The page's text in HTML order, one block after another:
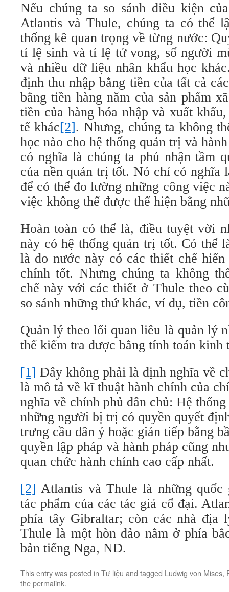
Nếu chúng ta so sánh điều kiện
Atlantis và Thule, chúng ta có thể
thống kê quan trọng về từng nước:
tỉ lệ sinh và tỉ lệ tử vong, số người
và nhiều dữ liệu nhân khẩu học
định thu nhập bằng tiền của tất cả
bằng tiền hàng năm của sản phẩm
tiền của hàng hóa nhập và xuất
tế khác[2]. Nhưng, chúng ta không
học nào cho hệ thống quản trị và
có nghĩa là chúng ta phủ nhận tầm
của nền quản trị tốt. Nó chỉ có nghĩa
để có thể đo lường những công việc
việc không thể được thể hiện bằng
Hoàn toàn có thể là, điều tuyệt vời
này có hệ thống quản trị tốt. Có thể
là do nước này có các thiết chế
chính tốt. Nhưng chúng ta không
chế này với các thiết ở Thule theo
so sánh những thứ khác, ví dụ, tiền
Quản lý theo lối quan liêu là quản lý
thể kiểm tra được bằng tính toán kinh
[1] Đây không phải là định nghĩa về
là mô tả về kĩ thuật hành chính của
nghĩa về chính phủ dân chủ: Hệ
những người bị trị có quyền quyết
trưng cầu dân ý hoặc gián tiếp bằng
quyền lập pháp và hành pháp cũng
quan chức hành chính cao cấp nhất.
[2] Atlantis và Thule là những quốc
tác phẩm của các tác giả cổ đại.
phía tây Gibraltar; còn các nhà địa
Thule là một hòn đảo nằm ở phía
bản tiếng Nga, ND.
This entry was posted in Tư liệu and tagged Ludwig von Mises,
thepermalink.